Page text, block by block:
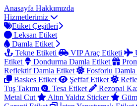
Anasayfa Hakkımızda
Hizmetlerimiz
Etiket Çeşitleri
Leksan Etiket
Damla Etiket
Tekne Etiketi
VIP Araç Etiketi
Etiket
Dondurma Damla Etiket
Reflektif Damla Etiket
Fosforlu
Baskes Etiket
Şeffaf Etiket
Tuş Takımı
Tesa Etiket Rezopal
Metal Cut
Altın Yaldız Sticker